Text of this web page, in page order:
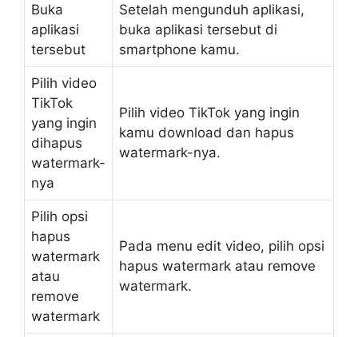
Buka
aplikasi
tersebut
Setelah mengunduh aplikasi,
buka aplikasi tersebut di
smartphone kamu.
Pilih video
TikTok
yang ingin
dihapus
watermark-
nya
Pilih video TikTok yang ingin
kamu download dan hapus
watermark-nya.
Pilih opsi
hapus
watermark
atau
remove
watermark
Pada menu edit video, pilih opsi
hapus watermark atau remove
watermark.